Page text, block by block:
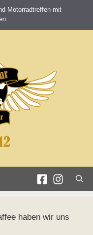
Motorradtreffen mit
haben wir uns